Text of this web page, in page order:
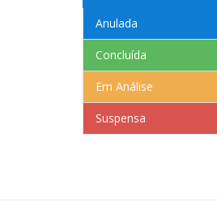
Anulada
Concluída
Em Análise
Suspensa